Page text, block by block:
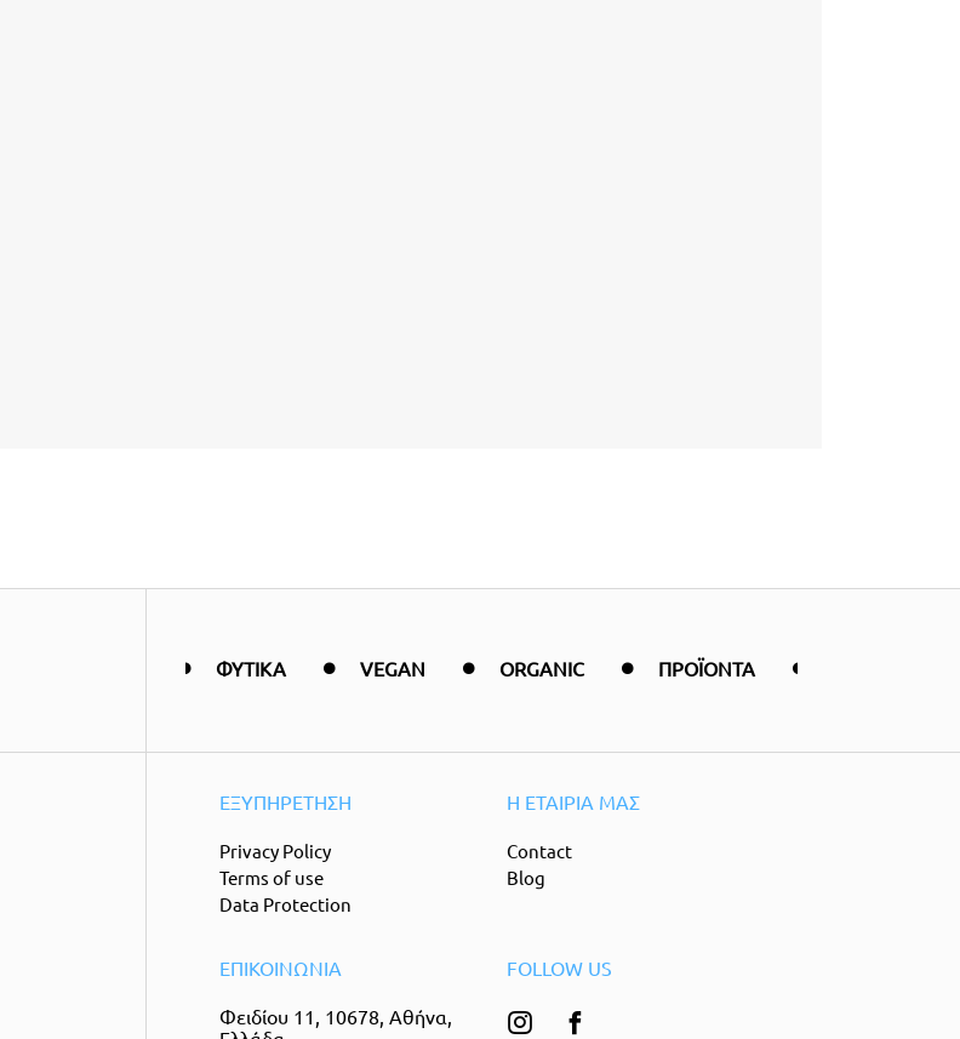
ΦΥΤΙΚΑ VEGAN ORGANIC ΠΡΟΪΟΝΤΑ
ΕΞΥΠΗΡEΤΗΣΗ
Privacy Policy
Terms of use
Data Protection
Η ΕΤΑΙΡΙΑ ΜΑΣ
Contact
Blog
ΕΠΙΚΟΙΝΩΝΙΑ
Φειδίου 11, 10678, Αθήνα,
FOLLOW US